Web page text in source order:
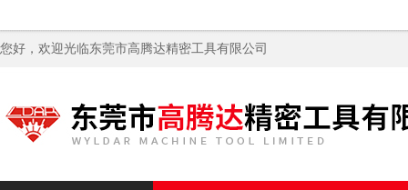
您好，欢迎光临东莞市高腾达精密工具有限公司